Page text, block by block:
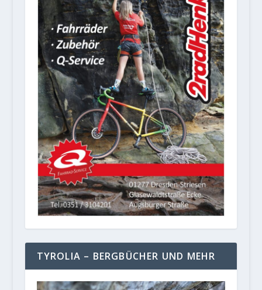
TYROLIA – BERGBÜCHER UND MEHR